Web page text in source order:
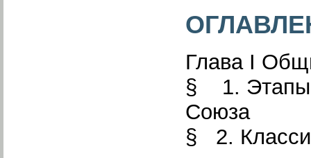
Глава I
§ 1. Этапы
Союза
§ 2.